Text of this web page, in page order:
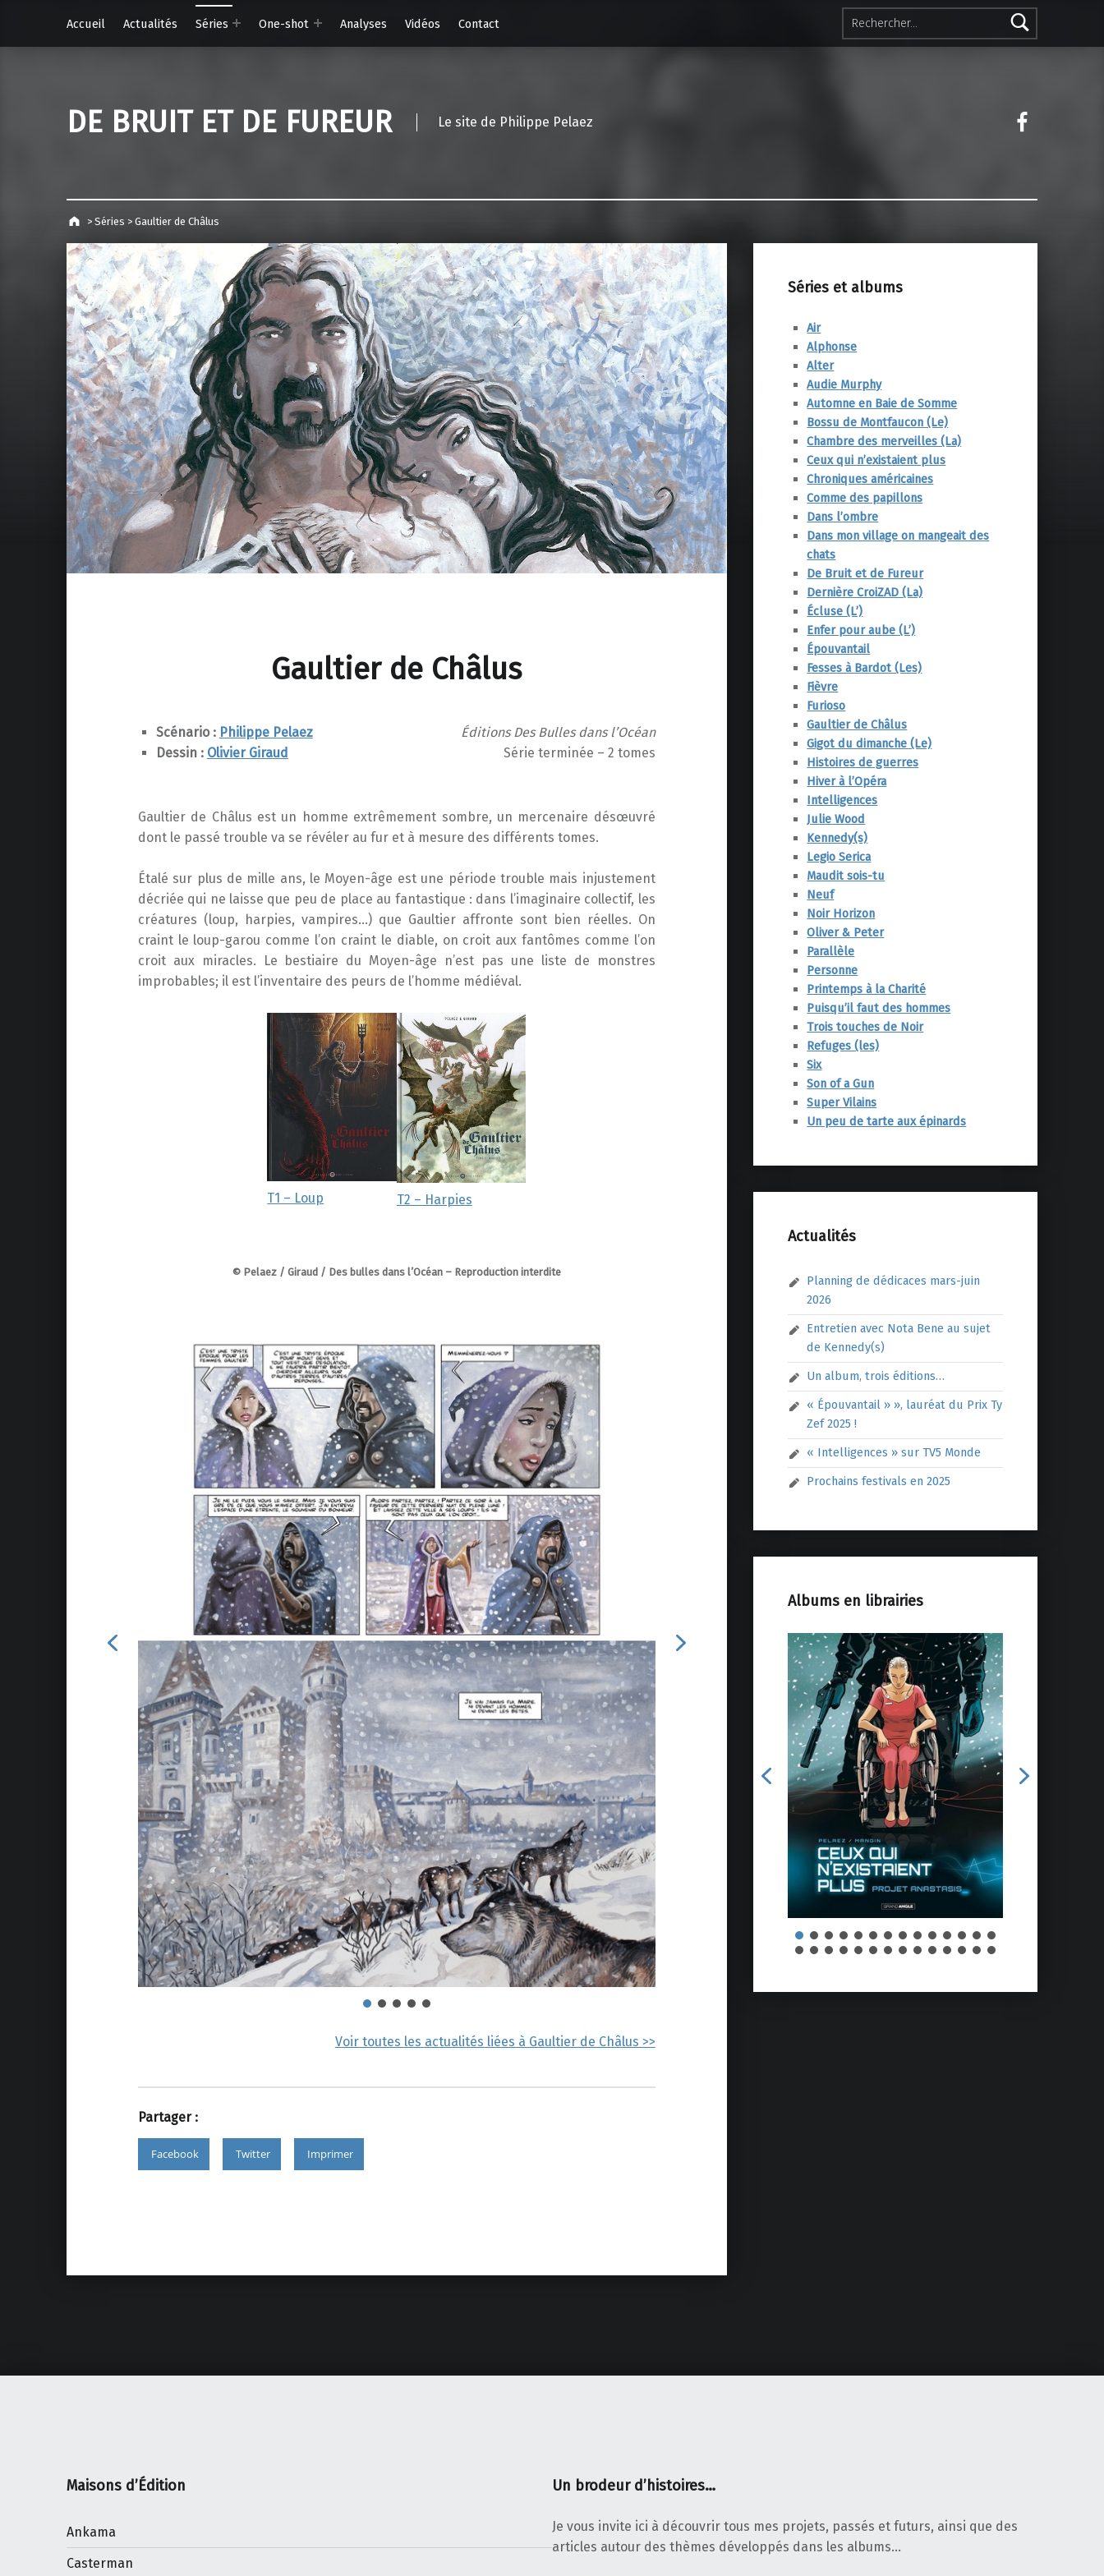
Rechercher :
Accueil
Actualités Séries One-shot Analyses Vidéos Contact
DE BRUIT ET DE FUREUR Le site de Philippe Pelaez
>Séries >Gaultier de Châlus
Gaultier de Châlus
Scénario : Philippe Pelaez
Dessin : Olivier Giraud
Éditions Des Bulles dans l’Océan
Série terminée – 2 tomes
Gaultier de Châlus est un homme extrêmement sombre, un mercenaire désœuvré
dont le passé trouble va se révéler au fur et à mesure des différents tomes.
Étalé sur plus de mille ans, le Moyen-âge est une période trouble mais injustement
décriée qui ne laisse que peu de place au fantastique : dans l’imaginaire collectif, les
créatures (loup, harpies, vampires…) que Gaultier affronte sont bien réelles. On
craint le loup-garou comme l’on craint le diable, on croit aux fantômes comme l’on
croit aux miracles. Le bestiaire du Moyen-âge n’est pas une liste de monstres
improbables; il est l’inventaire des peurs de l’homme médiéval.
T1 – Loup T2 – Harpies
© Pelaez / Giraud / Des bulles dans l’Océan – Reproduction interdite
Voir toutes les actualités liées à Gaultier de Châlus >>
Partager :
Facebook Twitter Imprimer
Séries et albums
Air
Alphonse
Alter
Audie Murphy
Automne en Baie de Somme
Bossu de Montfaucon (Le)
Chambre des merveilles (La)
Ceux qui n’existaient plus
Chroniques américaines
Comme des papillons
Dans l’ombre
Dans mon village on mangeait des
chats
De Bruit et de Fureur
Dernière CroiZAD (La)
Écluse (L’)
Enfer pour aube (L’)
Épouvantail
Fesses à Bardot (Les)
Fièvre
Furioso
Gaultier de Châlus
Gigot du dimanche (Le)
Histoires de guerres
Hiver à l’Opéra
Intelligences
Julie Wood
Kennedy(s)
Legio Serica
Maudit sois-tu
Neuf
Noir Horizon
Oliver & Peter
Parallèle
Personne
Printemps à la Charité
Puisqu’il faut des hommes
Trois touches de Noir
Refuges (les)
Six
Son of a Gun
Super Vilains
Un peu de tarte aux épinards
Actualités
Planning de dédicaces mars-juin
2026
Entretien avec Nota Bene au sujet
de Kennedy(s)
Un album, trois éditions…
« Épouvantail » », lauréat du Prix Ty
Zef 2025 !
« Intelligences » sur TV5 Monde
Prochains festivals en 2025
Albums en librairies
Maisons d’Édition
Ankama
Casterman
Un brodeur d’histoires…
Je vous invite ici à découvrir tous mes projets, passés et futurs, ainsi que des
articles autour des thèmes développés dans les albums…